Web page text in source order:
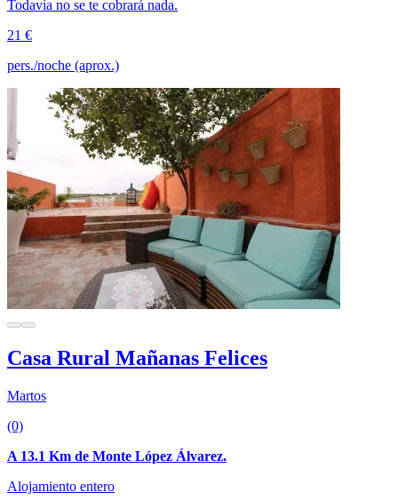
Todavía no se te cobrará nada.
21 €
pers./noche (aprox.)
Casa Rural Mañanas Felices
Martos
(0)
A 13.1 Km de Monte López Álvarez.
Alojamiento entero